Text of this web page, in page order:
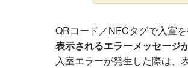
QRコード／NFCタグで入室を
表示されるエラーメッセージ
入室エラーが発生した際は、